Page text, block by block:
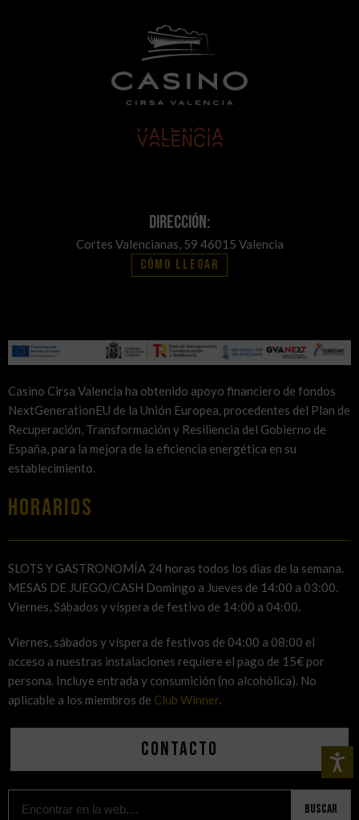
Dirección:
Cortes Valencianas, 59 46015 Valencia
Cómo llegar
Casino Cirsa Valencia ha obtenido apoyo financiero de fondos
NextGenerationEU de la Unión Europea, procedentes del Plan de
Recuperación, Transformación y Resiliencia del Gobierno de
España, para la mejora de la eficiencia energética en su
establecimiento.
HORARIOS
SLOTS Y GASTRONOMÍA 24 horas todos los dias de la semana.
MESAS DE JUEGO/CASH Domingo a Jueves de 14:00 a 03:00.
Viernes, Sábados y víspera de festivo de 14:00 a 04:00.
Viernes, sábados y víspera de festivos de 04:00 a 08:00 el
acceso a nuestras instalaciones requiere el pago de 15€ por
persona. Incluye entrada y consumición (no alcohólica). No
aplicable a los miembros de Club Winner.
Contacto
Buscar